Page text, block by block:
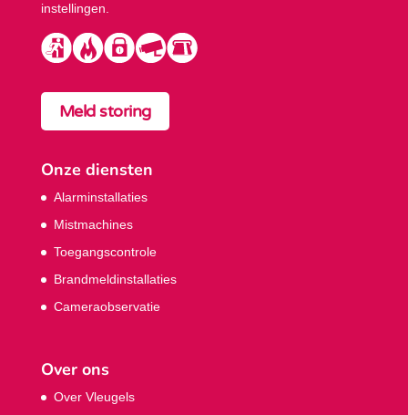
instellingen.
Meld storing
Onze diensten
Alarminstallaties
Mistmachines
Toegangscontrole
Brandmeldinstallaties
Cameraobservatie
Over ons
Over Vleugels